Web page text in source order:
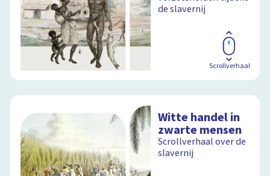
de slavernij
Scrollverhaal
Witte handel in
zwarte mensen
Scrollverhaal over de
slavernij